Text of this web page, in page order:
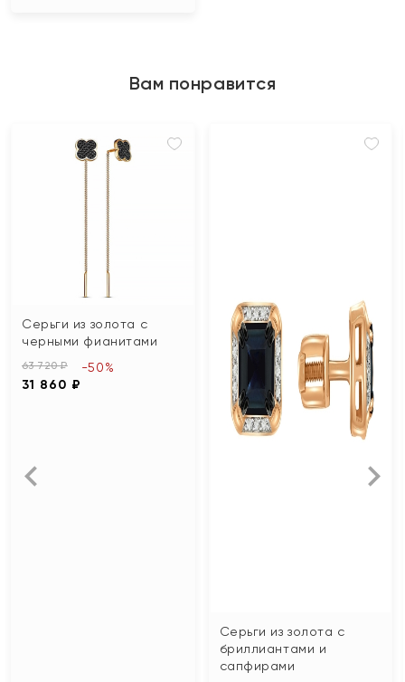
Вам понравится
Серьги из золота с
черными фианитами
63 720 ₽
31 860 ₽
-50%
Серьги из золота с
бриллиантами и
сапфирами